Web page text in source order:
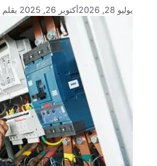
يوليو 28, 2026 أكتوبر 26, 2025 بقلم